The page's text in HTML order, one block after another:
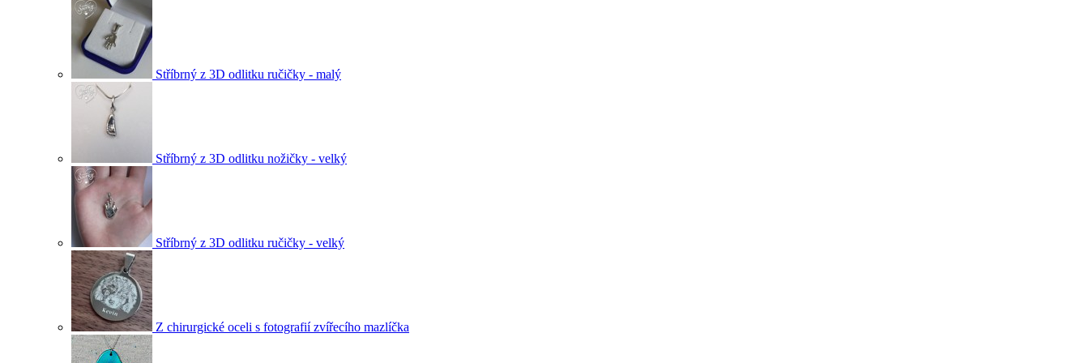
Stříbrný z 3D odlitku ručičky - malý
Stříbrný z 3D odlitku nožičky - velký
Stříbrný z 3D odlitku ručičky - velký
Z chirurgické oceli s fotografií zvířecího mazlíčka